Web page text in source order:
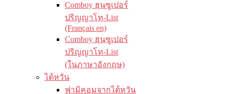
Comboy ฮุนซูเปอร์
ปริญญาโท-List
(Français en)
Comboy ฮุนซูเปอร์
ปริญญาโท-List
(ในภาษาอังกฤษ)
ไต้หวัน
ฟามิคอมจากไต้หวัน